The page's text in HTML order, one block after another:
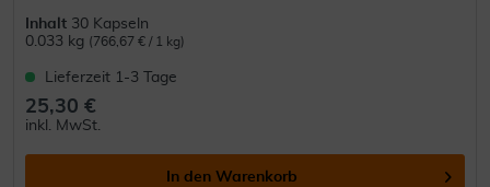
Inhalt 30 Kapseln
0.033 kg (766,67 € / 1 kg)
Lieferzeit 1-3 Tage
25,30 €
inkl. MwSt.
In den Warenkorb